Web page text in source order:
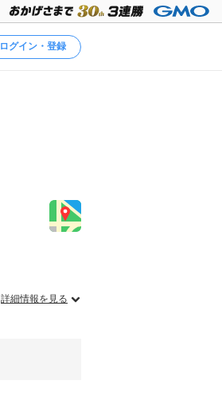
ログイン・登録
詳細情報を見る